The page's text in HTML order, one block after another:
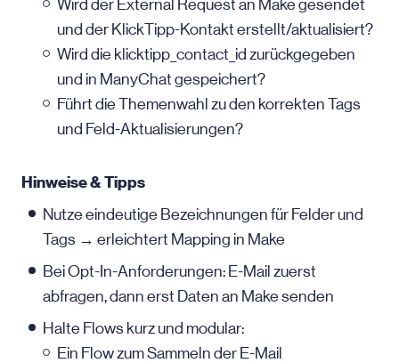
Wird der External Request an Make gesendet
und der KlickTipp-Kontakt erstellt/aktualisiert?
Wird die klicktipp_contact_id zurückgegeben
und in ManyChat gespeichert?
Führt die Themenwahl zu den korrekten Tags
und Feld-Aktualisierungen?
Hinweise & Tipps
Nutze eindeutige Bezeichnungen für Felder und
Tags → erleichtert Mapping in Make
Bei Opt-In-Anforderungen: E-Mail zuerst
abfragen, dann erst Daten an Make senden
Halte Flows kurz und modular:
Ein Flow zum Sammeln der E-Mail